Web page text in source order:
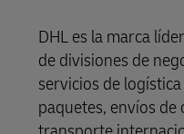
DHL es la marca
de divisiones de
servicios de
paquetes, envíos